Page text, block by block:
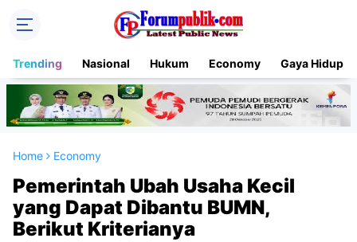
Trending Nasional Hukum Economy Gaya Hidup
Home Economy
Pemerintah Ubah Usaha Kecil
yang Dapat Dibantu BUMN,
Berikut Kriterianya